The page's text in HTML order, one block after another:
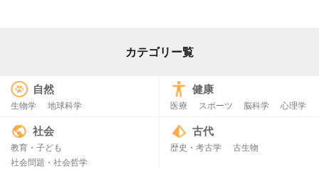
カテゴリー覧
自然
生物学 地球科学
健康
医療 スポーツ 脳科学 心理学
社会
教育・子ども
社会問題・社会哲学
古代
歴史・考古学 古生物